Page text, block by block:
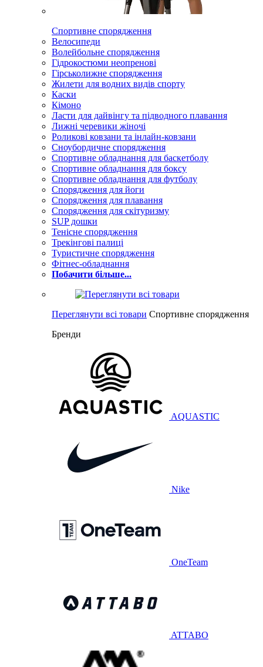
Спортивне спорядження
Велосипеди
Волейбольне спорядження
Гідрокостюми неопренові
Гірськолижне спорядження
Жилети для водних видів спорту
Каски
Кімоно
Ласти для дайвінгу та підводного плавання
Лижні черевики жіночі
Роликові ковзани та інлайн-ковзани
Сноубордичне спорядження
Спортивне обладнання для баскетболу
Спортивне обладнання для боксу
Спортивне обладнання для футболу
Спорядження для йоги
Спорядження для плавання
Спорядження для скітуризму
SUP дошки
Тенісне спорядження
Трекінгові палиці
Туристичне спорядження
Фітнес-обладнання
Побачити більше...
Переглянути всі товари Спортивне спорядження
Бренди
AQUASTIC
Nike
OneTeam
ATTABO